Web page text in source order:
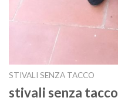
STIVALI SENZA TACCO
stivali senza tacco